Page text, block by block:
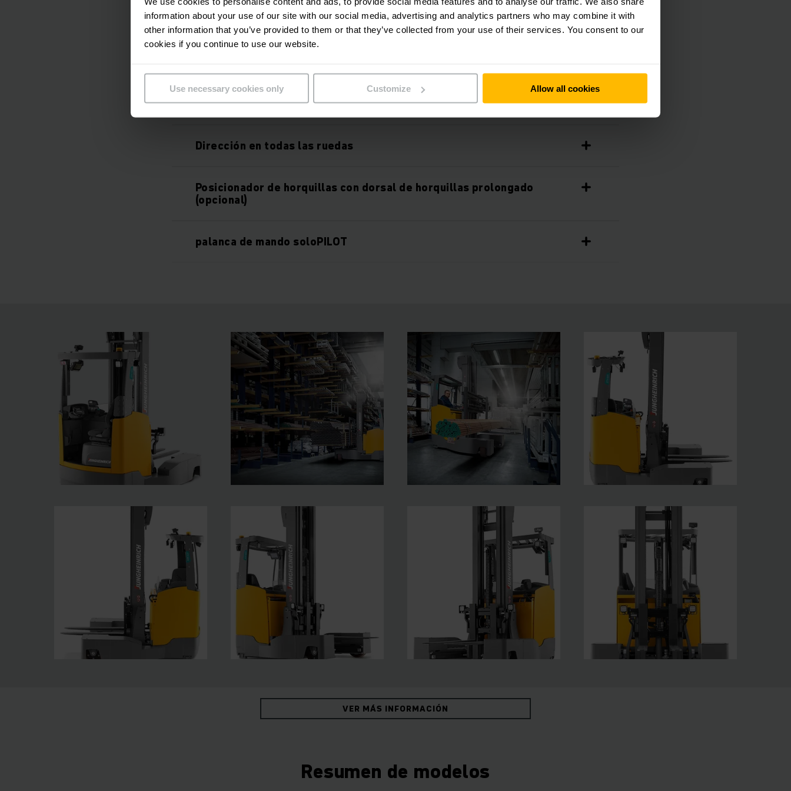
information about your use of our site with our social media, advertising and analytics partners who may combine it with
other information that you’ve provided to them or that they’ve collected from your use of their services. You consent to our
cookies if you continue to use our website.
Use necessary cookies only Customize Allow all cookies
Mayor seguridad
Pantalla de 4 pulgadas a todo color
Dirección en todas las ruedas
Posicionador de horquillas con dorsal de horquillas prolongado
(opcional)
palanca de mando soloPILOT
VER MÁS INFORMACIÓN
Resumen de modelos